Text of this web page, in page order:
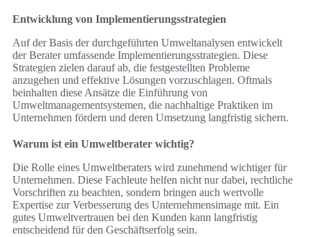
Entwicklung von Implementierungsstrategien
Auf der Basis der durchgeführten Umweltanalysen entwickelt
der Berater umfassende Implementierungsstrategien. Diese
Strategien zielen darauf ab, die festgestellten Probleme
anzugehen und effektive Lösungen vorzuschlagen. Oftmals
beinhalten diese Ansätze die Einführung von
Umweltmanagementsystemen, die nachhaltige Praktiken im
Unternehmen fördern und deren Umsetzung langfristig sichern.
Warum ist ein Umweltberater wichtig?
Die Rolle eines Umweltberaters wird zunehmend wichtiger für
Unternehmen. Diese Fachleute helfen nicht nur dabei, rechtliche
Vorschriften zu beachten, sondern bringen auch wertvolle
Expertise zur Verbesserung des Unternehmensimage mit. Ein
gutes Umweltvertrauen bei den Kunden kann langfristig
entscheidend für den Geschäftserfolg sein.